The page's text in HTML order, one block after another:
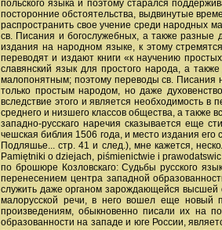
польского языка и поэтому старался
посторонние обстоятельства, выдвинутые
распространить свое учение среди народных
св. Писания и богослужебных, а также разные
издания на народном языке, к этому
переводят и издают книги «к научению
славянский язык для простого народа, а
малопонятным; поэтому переводы св. Писания
только простым народом, но даже
вследствие этого и является необходимость в
среднего и низшего классов общества, а также
западно-русскаго наречия сказывается еще
чешская библия 1506 года, и место издания
Подляшье... стр. 41 и след.), мне кажется,
Pamiętniki о dziejach, piśmienictwie i
по брошюре Козловскаго: Судьбы русского
перенесением центра западной
служить даже органом зарождающейся высшей
малорусской речи, в него вошел еще новый
произведениям, обыкновенно писали их на
образованности на западе и юге России,